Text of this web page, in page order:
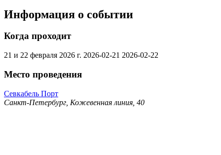
Информация о событии
Когда проходит
21 и 22 февраля 2026 г. 2026-02-21 2026-02-22
Место проведения
Севкабель Порт
Санкт-Петербург, Кожевенная линия, 40